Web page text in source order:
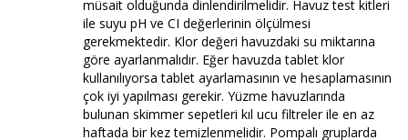
müsait olduğunda dinlendirilmelidir. Havuz test kitleri
ile suyu pH ve CI değerlerinin ölçülmesi
gerekmektedir. Klor değeri havuzdaki su miktarına
göre ayarlanmalıdır. Eğer havuzda tablet klor
kullanılıyorsa tablet ayarlamasının ve hesaplamasının
çok iyi yapılması gerekir. Yüzme havuzlarında
bulunan skimmer sepetleri kıl ucu filtreler ile en az
haftada bir kez temizlenmelidir. Pompalı gruplarda